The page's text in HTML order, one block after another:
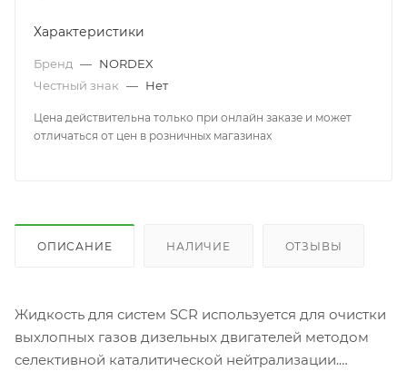
Характеристики
Бренд — NORDEX
Честный знак — Нет
Цена действительна только при онлайн заказе и может
отличаться от цен в розничных магазинах
ОПИСАНИЕ НАЛИЧИЕ ОТЗЫВЫ
Жидкость для систем SCR используется для очистки
выхлопных газов дизельных двигателей методом
селективной каталитической нейтрализации.